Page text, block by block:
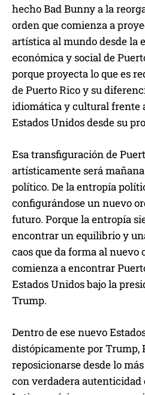
hecho Bad Bunny a la
orden que comienza a
artística al mundo desde la
económica y social de
porque proyecta lo que es
de Puerto Rico y su
idiomática y cultural frente
Estados Unidos desde su
Esa transfiguración de
artísticamente será
político. De la entropía
configurándose un nuevo
futuro. Porque la entropía
encontrar un equilibrio y
caos que da forma al nuevo
comienza a encontrar
Estados Unidos bajo la
Trump.
Dentro de ese nuevo
distópicamente por Trump,
reposicionarse desde lo
con verdadera autenticidad